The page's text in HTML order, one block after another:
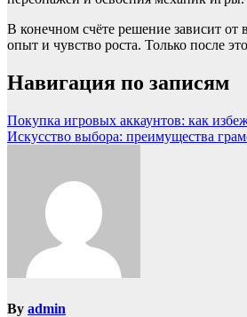
В конечном счёте решение зависит
опыт и чувство роста. Только после
Навигация по записям
Покупка игровых аккаунтов: как
Искусство выбора: преимущества
By admin